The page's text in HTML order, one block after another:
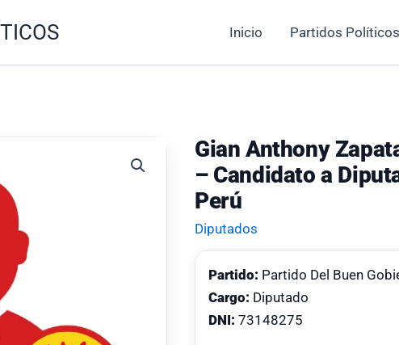
Inicio Partidos Políticos
Gian Anthony
– Candidato a
Perú
Diputados
Partido: Partido Del Buen
Cargo: Diputado
DNI: 73148275